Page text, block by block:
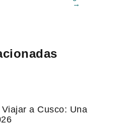
→
a Cusco: Una